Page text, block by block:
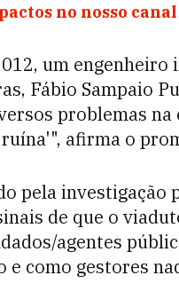
no nosso
um
Fábio Sampaio
problemas
afirma o
pela
de que o
agentes
como gestores